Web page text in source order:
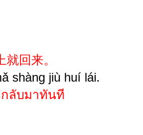
就回来。
shàng jiù huí lái.
ลับมาทันที